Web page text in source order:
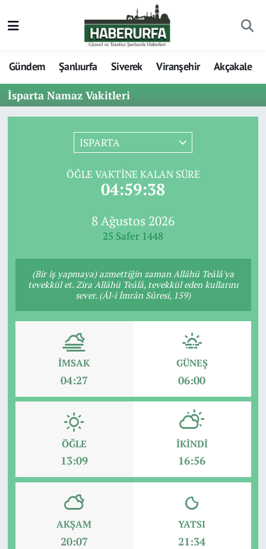
Gündem Şanlıurfa Siverek Viranşehir Akçakale
İsparta Namaz Vakitleri
ISPARTA
ÖĞLE VAKTINE KALAN SÜRE
04:59:38
8 Ağustos 2026
25 Safer 1448
(Bir iş yapmaya) azmettiğin zaman Allâhü Teâlâ'ya
tevekkül et. Zira Allâhü Teâlâ, tevekkül eden kullarını
sever. (Âl-i İmrân Sûresi, 159)
İMSAK
04:27
GÜNEŞ
06:00
ÖĞLE
13:09
İKINDI
16:56
AKŞAM
20:07
YATSI
21:34